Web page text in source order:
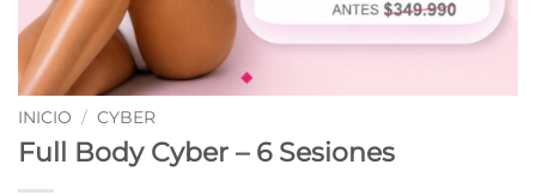
INICIO / CYBER
Full Body Cyber – 6 Sesiones